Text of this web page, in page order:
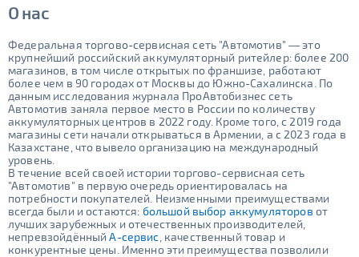
О нас
Федеральная торгово-сервисная сеть "Автомотив" — это
крупнейший российский аккумуляторный ритейлер: более 200
магазинов, в том числе открытых по франшизе, работают
более чем в 90 городах от Москвы до Южно-Сахалинска. По
данным исследования журнала ПроАвтобизнес сеть
Автомотив заняла первое место в России по количеству
аккумуляторных центров в 2022 году. Кроме того, с 2019 года
магазины сети начали открываться в Армении, а с 2023 года в
Казахстане, что вывело организацию на международный
уровень.
В течение всей своей истории торгово-сервисная сеть
"Автомотив" в первую очередь ориентировалась на
потребности покупателей. Неизменными преимуществами
всегда были и остаются: большой выбор аккумуляторов от
лучших зарубежных и отечественных производителей,
непревзойдённыйА-сервис , качественный товар и
конкурентные цены. Именно эти преимущества позволили